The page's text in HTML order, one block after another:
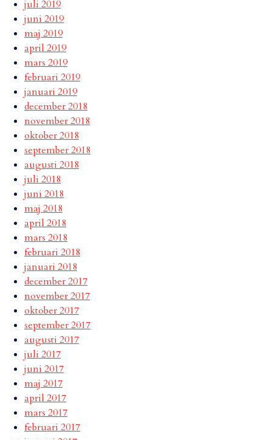
juli 2019
juni 2019
maj 2019
april 2019
mars 2019
februari 2019
januari 2019
december 2018
november 2018
oktober 2018
september 2018
augusti 2018
juli 2018
juni 2018
maj 2018
april 2018
mars 2018
februari 2018
januari 2018
december 2017
november 2017
oktober 2017
september 2017
augusti 2017
juli 2017
juni 2017
maj 2017
april 2017
mars 2017
februari 2017